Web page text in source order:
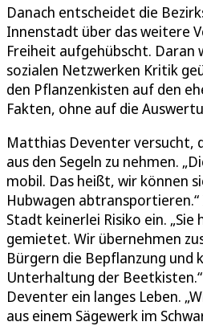
Danach entscheidet die
Innenstadt über das weitere
Freiheit aufgehübscht. Daran
sozialen Netzwerken Kritik
den Pflanzenkisten auf den
Fakten, ohne auf die
Matthias Deventer versucht,
aus den Segeln zu nehmen.
mobil. Das heißt, wir können
Hubwagen
Stadt keinerlei Risiko ein.
gemietet. Wir übernehmen
Bürgern die Bepflanzung und
Unterhaltung der
Deventer ein langes Leben.
aus einem Sägewerk im